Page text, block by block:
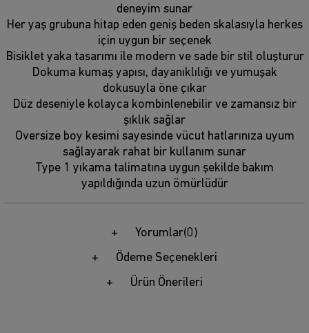
deneyim sunar
Her yaş grubuna hitap eden geniş beden skalasıyla herkes
için uygun bir seçenek
Bisiklet yaka tasarımı ile modern ve sade bir stil oluşturur
Dokuma kumaş yapısı, dayanıklılığı ve yumuşak
dokusuyla öne çıkar
Düz deseniyle kolayca kombinlenebilir ve zamansız bir
şıklık sağlar
Oversize boy kesimi sayesinde vücut hatlarınıza uyum
sağlayarak rahat bir kullanım sunar
Type 1 yıkama talimatına uygun şekilde bakım
yapıldığında uzun ömürlüdür
Yorumlar(0)
Ödeme Seçenekleri
Ürün Önerileri